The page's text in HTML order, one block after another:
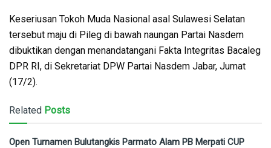
Keseriusan Tokoh Muda Nasional asal Sulawesi Selatan
tersebut maju di Pileg di bawah naungan Partai Nasdem
dibuktikan dengan menandatangani Fakta Integritas Bacaleg
DPR RI, di Sekretariat DPW Partai Nasdem Jabar, Jumat
(17/2).
Related Posts
Open Turnamen Bulutangkis Parmato Alam PB Merpati CUP